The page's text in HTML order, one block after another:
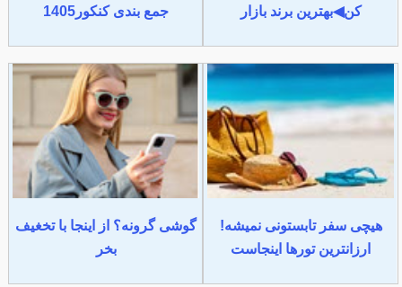
کن◀بهترین برند بازار
جمع بندی کنکور1405
هیچی سفر تابستونی نمیشه!
ارزانترین تورها اینجاست
گوشی گرونه؟ از اینجا با تخغیف
بخر